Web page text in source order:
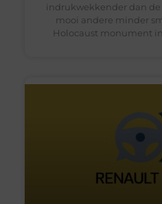
indrukwekkender dan
mooi andere minder
Holocaust monument